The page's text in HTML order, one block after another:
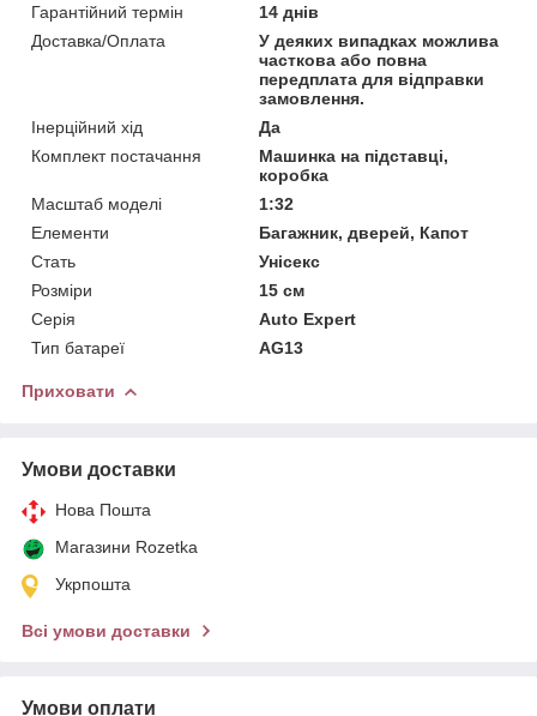
Гарантійний термін
14 днів
Доставка/Оплата
У деяких випадках можлива
часткова або повна
передплата для відправки
замовлення.
Інерційний хід
Да
Комплект постачання
Машинка на підставці,
коробка
Масштаб моделі
1:32
Елементи
Багажник, дверей, Капот
Стать
Унісекс
Розміри
15 см
Серія
Auto Expert
Тип батареї
AG13
Приховати
Умови доставки
Нова Пошта
Магазини Rozetka
Укрпошта
Всі умови доставки
Умови оплати